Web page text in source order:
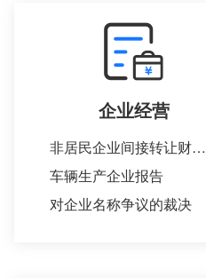
企业经营
非居民企业间接转让财产事项报告
车辆生产企业报告
对企业名称争议的裁决